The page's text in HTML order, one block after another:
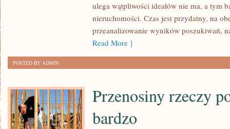
POTRZEBY.
JEŚLI
MAŁŻEŃSTWO
MA
ulega wątpliwości ideałów nie ma, a tym
nieruchomości. Czas jest przydatny, na
przeanalizowanie wyników poszukiwań,
Read More ]
POSTED BY ADMIN
Przenosiny rzeczy
bardzo